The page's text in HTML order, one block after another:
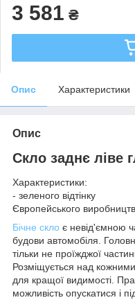
3 581 ₴
Опис Характеристики
Опис
Скло заднє ліве
Характеристики:
- зеленого відтінку
Європейського
Бічне скло є невід'ємною
будови автомобіля.
тільки не проїжджої
Розміщується над
для кращої видимості.
можливість опускатися і